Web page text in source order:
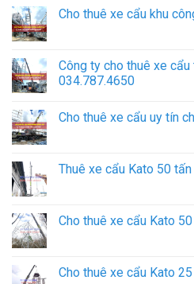
Cho thuê xe cẩu khu
Công ty cho thuê xe
034.787.4650
Cho thuê xe cẩu uy tín
Thuê xe cẩu Kato 50
Cho thuê xe cẩu Kato
Cho thuê xe cẩu Kato